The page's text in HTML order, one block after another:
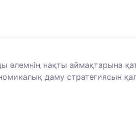
әлемнің нақты аймақтарына
даму стратегиясын